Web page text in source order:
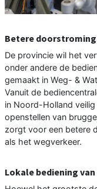
Betere
De provincie wil het
onder andere de
gemaakt in Weg- &
Vanuit de
in Noord-Holland
openstellen van
zorgt voor een betere
als het wegverkeer.
Lokale bediening